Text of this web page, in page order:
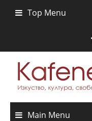
Top Menu
Main Menu